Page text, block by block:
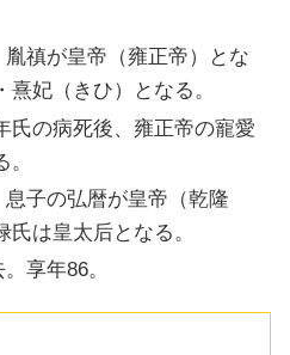
禛が皇帝（雍正帝）とな
熹妃（きひ）となる。
氏の病死後、雍正帝の寵愛
子の弘暦が皇帝（乾隆
は皇太后となる。
享年86。